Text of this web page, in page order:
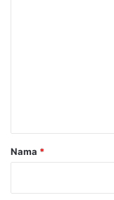
rNama *